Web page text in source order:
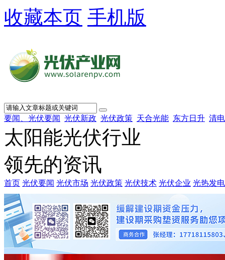
收藏本页 手机版
要闻、光伏要闻 光伏新政 光伏政策 天合光能 东方日升 清
太阳能光伏行业
领先的资讯
首页 光伏要闻 光伏市场 光伏政策 光伏技术 光伏企业 光热发电